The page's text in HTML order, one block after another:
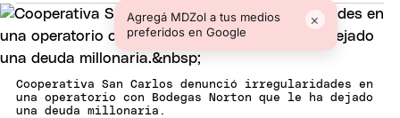
Agregá MDZol a tus medios
preferidos en Google
×
Cooperativa San Carlos denunció irregularidades en
una operatorio con Bodegas Norton que le ha dejado
una deuda millonaria.